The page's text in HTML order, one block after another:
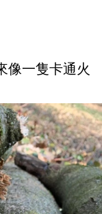
像一隻卡通火